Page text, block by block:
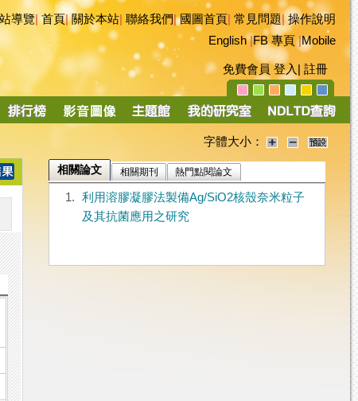
導覽|首頁|關於本站 聯絡我們|國圖首頁 常見問題|操作說明
English|FB 專頁|Mobile
免費會員 登入 註冊
字體大小：
相關論文 相關期刊 熱門點閱論文
1.
利用溶膠凝膠法製備Ag/SiO2核殼奈米粒子
及其抗菌應用之研究